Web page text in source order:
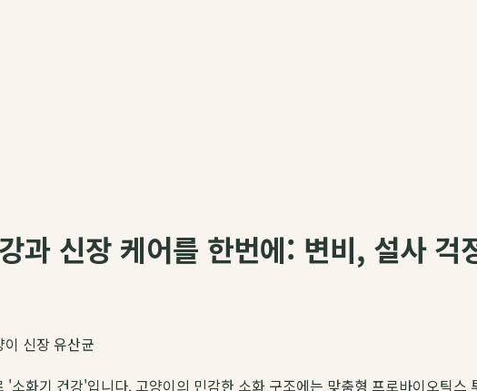
과 신장 케어를 한번에: 변비, 설사 걱
신장 유산균
화기 건강'입니다. 고양이의 민감한 소화 구조에는 맞춤형 프로바이오틱스